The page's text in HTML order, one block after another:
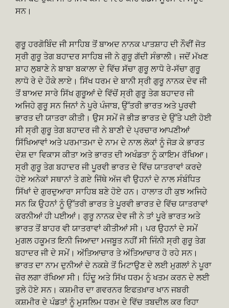
ਸਨ।
ਗੁਰੂ ਹਰਗੋਬਿੰਦ ਜੀ ਸਾਹਿਬ ਤੋਂ ਬਾਅਦ ਨਾਨਕ ਪਾਤਸ਼ਾਹ ਦੀ ਨੌਵੀਂ ਜੋਤ
ਸ੍ਰੀ ਗੁਰੂ ਤੇਗ ਬਹਾਦਰ ਸਾਹਿਬ ਜੀ ਨੇ ਗੁਰੂ ਗੱਦੀ ਸੰਭਾਲੀ। ਜਦੋਂ ਮੱਖਣ
ਸ਼ਾਹ ਲੁਬਾਣੇ ਨੇ ਬਾਬਾ ਬਕਾਲਾ ਦੇ ਵਿੱਚ ਸੱਚਾ ਗੁਰੂ ਲਾਧੋ ਰੇ-ਸੱਚਾ ਗੁਰੂ
ਲਾਧੋ ਰੇ ਦੇ ਹੌਕੇ ਲਾਏ। ਸਿੱਖ ਧਰਮ ਦੇ ਬਾਨੀ ਸ੍ਰੀ ਗੁਰੂ ਨਾਨਕ ਦੇਵ ਜੀ
ਤੋਂ ਬਾਅਦ ਸਾਰੇ ਸਿੱਖ ਗੁਰੂਆਂ ਦੇ ਵਿੱਚੋਂ ਸ੍ਰੀ ਗੁਰੂ ਤੇਗ ਬਹਾਦਰ ਜੀ
ਅਜਿਹੇ ਗੁਰੂ ਸਨ ਜਿਨਾਂ ਨੇ ਪੂਰੇ ਪੰਜਾਬ, ਉੱਤਰੀ ਭਾਰਤ ਅਤੇ ਪੂਰਵੀ
ਭਾਰਤ ਦੀ ਯਾਤਰਾ ਕੀਤੀ। ਉਸ ਸਮੇਂ ਜੋ ਭੀੜ ਭਾਰਤ ਦੇ ਉੱਤੇ ਪਈ ਹੋਈ
ਸੀ ਸ੍ਰੀ ਗੁਰੂ ਤੇਗ ਬਹਾਦਰ ਜੀ ਨੇ ਬਾਣੀ ਦੇ ਪ੍ਰਚਾਰ ਆਪਣੀਆਂ
ਸਿੱਖਿਆਵਾਂ ਅਤੇ ਪਰਮਾਤਮਾ ਦੇ ਨਾਮ ਦੇ ਨਾਲ ਲੋਕਾਂ ਨੂੰ ਜੋੜ ਕੇ ਭਾਰਤ
ਦੇਸ਼ ਦਾ ਵਿਕਾਸ ਕੀਤਾ ਅਤੇ ਭਾਰਤ ਦੀ ਅਖੰਡਤਾ ਨੂੰ ਕਾਇਮ ਰੱਖਿਆ।
ਸ੍ਰੀ ਗੁਰੂ ਤੇਗ ਬਹਾਦਰ ਜੀ ਪੂਰਵੀ ਭਾਰਤ ਦੇ ਵਿੱਚ ਯਾਤਰਾਵਾਂ ਕਰਦੇ
ਹੋਏ ਅਨੇਕਾਂ ਸਥਾਨਾਂ ਤੇ ਗਏ ਜਿੱਥੇ ਅੱਜ ਵੀ ਉਹਨਾਂ ਦੇ ਨਾਲ ਸੰਬੰਧਿਤ
ਸਿੱਖਾਂ ਦੇ ਗੁਰਦੁਆਰਾ ਸਾਹਿਬ ਬਣੇ ਹੋਏ ਹਨ। ਹਾਲਾਤ ਹੀ ਕੁਝ ਅਜਿਹੇ
ਸਨ ਕਿ ਉਹਨਾਂ ਨੂੰ ਉੱਤਰੀ ਭਾਰਤ ਤੇ ਪੂਰਵੀ ਭਾਰਤ ਦੇ ਵਿੱਚ ਯਾਤਰਾਵਾਂ
ਕਰਨੀਆਂ ਹੀ ਪਈਆਂ। ਗੁਰੂ ਨਾਨਕ ਦੇਵ ਜੀ ਨੇ ਤਾਂ ਪੂਰੇ ਭਾਰਤ ਅਤੇ
ਭਾਰਤ ਤੋਂ ਬਾਹਰ ਵੀ ਯਾਤਰਾਵਾਂ ਕੀਤੀਆਂ ਸੀ। ਪਰ ਉਹਨਾਂ ਦੇ ਸਮੇਂ
ਮੁਗਲ ਹਕੂਮਤ ਇਨੀ ਜਿਆਦਾ ਮਜਬੂਤ ਨਹੀਂ ਸੀ ਜਿੰਨੀ ਸ੍ਰੀ ਗੁਰੂ ਤੇਗ
ਬਹਾਦਰ ਜੀ ਦੇ ਸਮੇਂ। ਅੱਤਿਆਚਾਰ ਤੇ ਅੱਤਿਆਚਾਰ ਹੋ ਰਹੇ ਸਨ।
ਭਾਰਤ ਦਾ ਨਾਮ ਦੁਨੀਆਂ ਦੇ ਨਕਸ਼ੇ ਤੋਂ ਮਿਟਾਉਣ ਦੇ ਲਈ ਮੁਗਲਾਂ ਨੇ ਪੂਰਾ
ਜ਼ੋਰ ਲਗਾ ਰੱਖਿਆ ਸੀ। ਹਿੰਦੂ ਅਤੇ ਸਿੱਖ ਧਰਮ ਨੂੰ ਖਤਮ ਕਰਨ ਦੇ ਲਈ
ਤੁਲੇ ਹੋਏ ਸਨ। ਕਸ਼ਮੀਰ ਦਾ ਗਵਰਨਰ ਇਫਤਖ਼ਾਰ ਖਾਨ ਜਬਰੀ
ਕਸ਼ਮੀਰ ਦੇ ਪੰਡਤਾਂ ਨੂੰ ਮੁਸਲਿਮ ਧਰਮ ਦੇ ਵਿੱਚ ਤਬਦੀਲ ਕਰ ਰਿਹਾ